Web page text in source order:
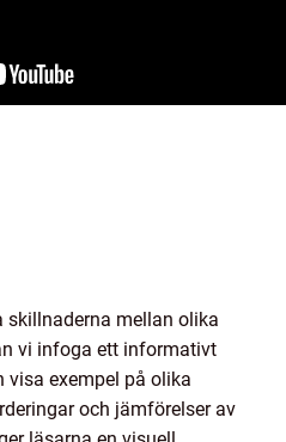
skillnaderna mellan olika
vi infoga ett informativt
visa exempel på olika
och jämförelser av